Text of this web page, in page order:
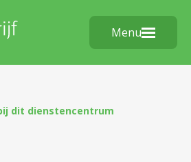
Menu
dit dienstencentrum